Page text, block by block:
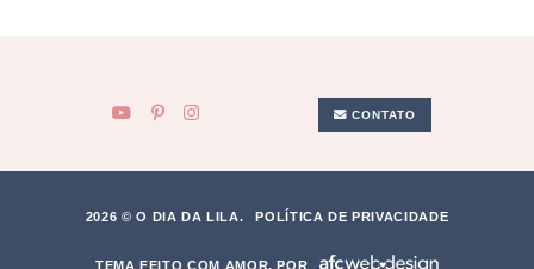
CONTATO
2026 © O DIA DA LILA. POLÍTICA DE PRIVACIDADE
TEMA FEITO COM AMOR, POR